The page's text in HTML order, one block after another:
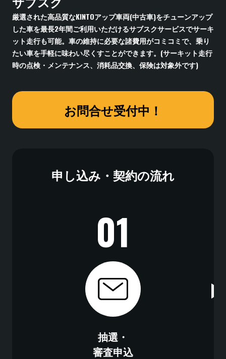
厳選された高品質なKINTOアップ車両(中古車)をチューンアップ
した車を最長2年間ご利用いただけるサブスクサービスでサーキ
ット走行も可能。車の維持に必要な諸費用がコミコミで、乗り
たい車を手軽に味わい尽くすことができます。(サーキット走行
時の点検・メンテナンス、消耗品交換、保険は対象外です)
お問合せ受付中！
申し込み・契約の流れ
01
抽選・
審査申込